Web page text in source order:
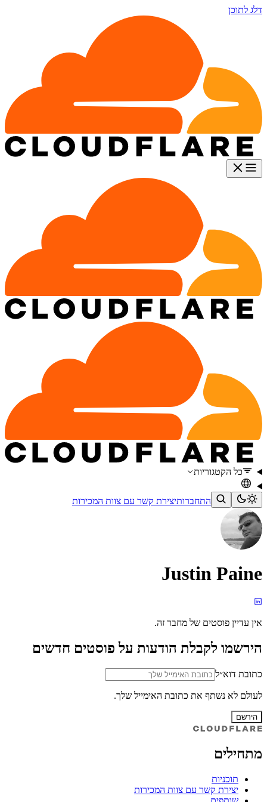
דלג לתוכן
כל הקטגוריות
התחברותיצירת קשר עם צוות המכירות
Justin Paine
אין עדיין פוסטים של מחבר זה.
הירשמו לקבלת הודעות על פוסטים חדשים
כתובת דוא״ל
לעולם לא נשתף את כתובת האימייל שלך.
הירשם
מתחילים
תוכניות
יצירת קשר עם צוות המכירות